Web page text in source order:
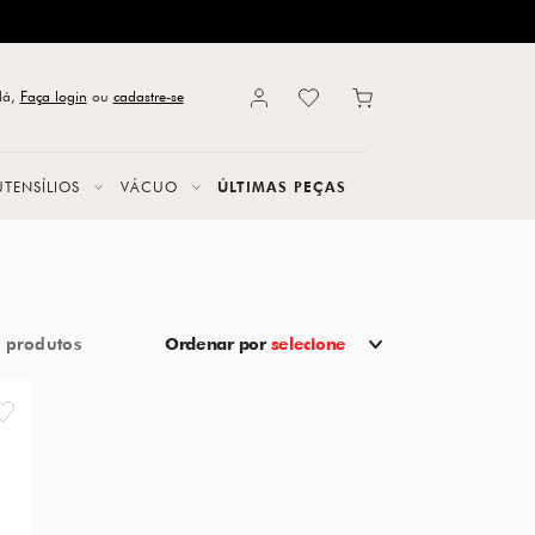
Faça login ou cadastre-se
VÁCUO ÚLTIMAS PEÇAS
Ordenar por selecione
favorite